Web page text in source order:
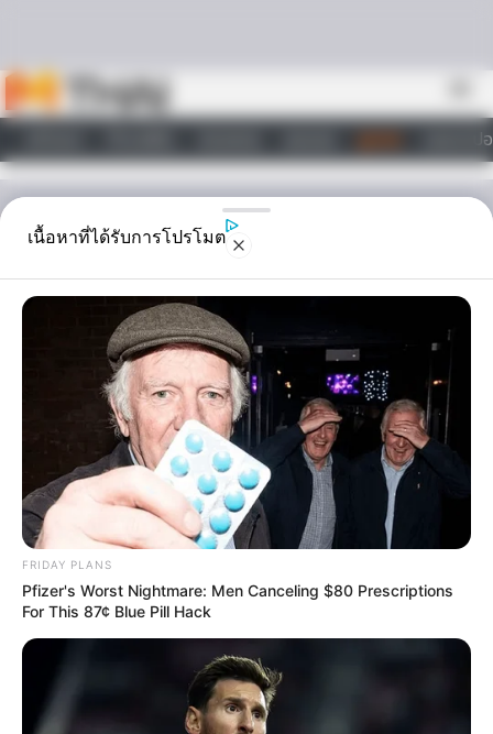
วอลเปเ
ไลฟ์สไตล์
ดูดวง
ปัญหาลูกดื้อ มาทางนี้ พระ
ศรีศากยมุนีช่วยท่านได้ ?
ปัญหาลูกดื้อ เป็นสิ่งหนึ่งที่ทำให้พ่อแม่ปวดหัวและกลุ้มใจเป็นอย่างมาก
วันนี้แม่หมอ แห่ง Horoscope.mthai มีแนวทางการแก้ ปัญหาลูกดื้อ
ตามหลักความเชื่อมาฝากกันค่ะ
Home / ดูดวง / ปัญหาลูกดื้อ มาทางนี้ พระศรีศากยมุนีช่วยท่านได้ ?
ดูดวง|
11 พ.ค. 2015
แบ่งปัน
เนื้อหาที่ได้รับการโปรโมต
FRIDAY PLANS
Pfizer's Worst Nightmare: Men Canceling $80 Prescriptions
For This 87¢ Blue Pill Hack